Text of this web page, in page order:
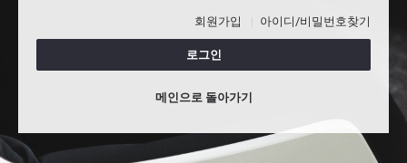
회원가입 아이디/비밀번호찾기
로그인
메인으로 돌아가기